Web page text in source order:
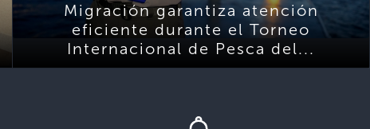
Migración garantiza atención
eficiente durante el Torneo
Internacional de Pesca del...